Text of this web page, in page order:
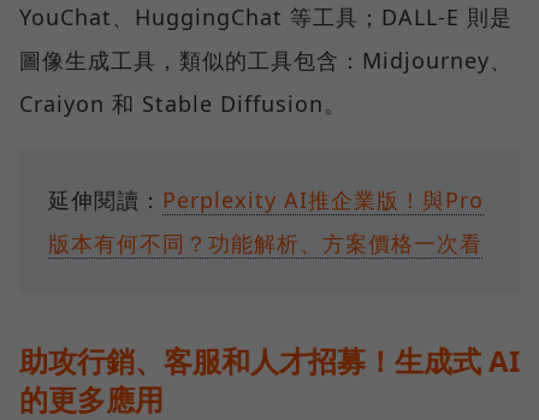
YouChat、HuggingChat 等工具；DALL-E 則是
圖像生成工具，類似的工具包含：Midjourney、
Craiyon 和 Stable Diffusion。
延伸閱讀： Perplexity AI推企業版！與Pro
版本有何不同？功能解析、方案價格一次看
助攻行銷、客服和人才招募！生成式 AI
的更多應用